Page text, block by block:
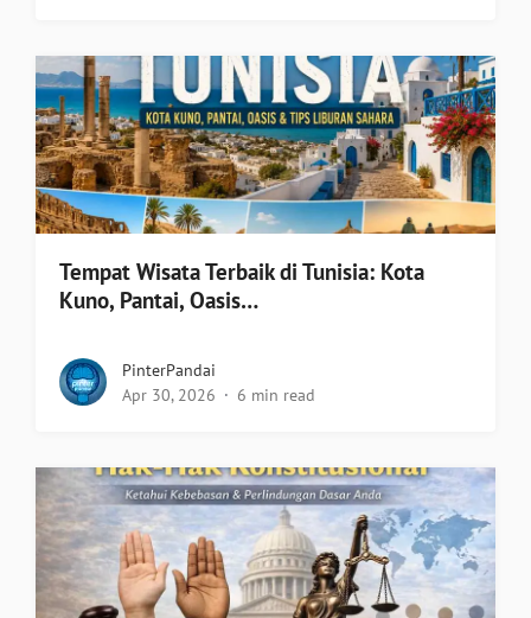
Tempat Wisata Terbaik di Tunisia: Kota
Kuno, Pantai, Oasis…
PinterPandai
Apr 30, 2026
6 min read